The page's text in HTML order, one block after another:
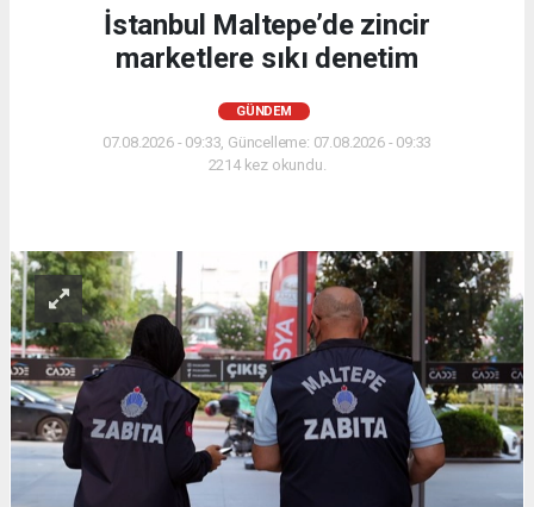
İstanbul Maltepe’de zincir
marketlere sıkı denetim
GÜNDEM
07.08.2026 - 09:33, Güncelleme: 07.08.2026 - 09:33
2214 kez okundu.